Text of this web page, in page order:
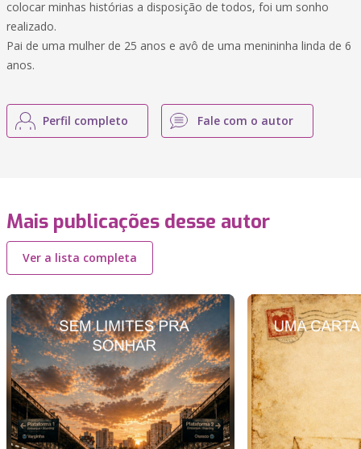
colocar minhas histórias a disposição de todos, foi um sonho
realizado.
Pai de uma mulher de 25 anos e avô de uma menininha linda de 6
anos.
Perfil completo Fale com o autor
Mais publicações desse autor
Ver a lista completa